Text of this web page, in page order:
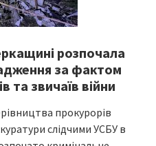
розпочала
за фактом
та звичаїв війни
прокурорів
слідчими УСБУ в